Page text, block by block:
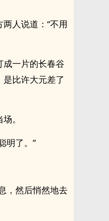
人说道：“不用
成一片的长春谷
比许大元差了
。
明了。”
，然后悄然地去